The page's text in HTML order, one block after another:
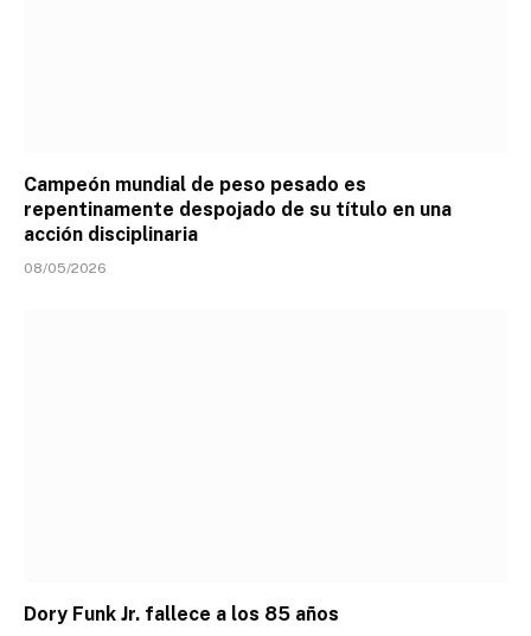
Campeón mundial de peso pesado es
repentinamente despojado de su título en una
acción disciplinaria
08/05/2026
Dory Funk Jr. fallece a los 85 años